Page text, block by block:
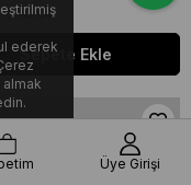
$ 16.04
Sepete Ekle
ederek
Üye Girişi